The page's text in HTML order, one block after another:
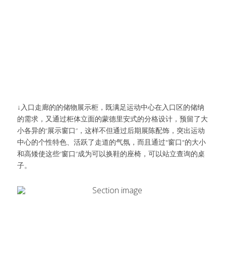
↓入口走廊的的储物展示柜，既满足运动中心在入口区的储纳
的需求，又通过柜体立面的蒙德里安式的分格设计，预留了大
小各异的“展示窗口”，这样不但通过后期展陈配饰，突出运动
中心的个性特色、活跃了走道的气氛，而且通过"窗口"的大小
和高矮使这些“窗口”成为可以换鞋的座椅，可以站立查询的桌
子。